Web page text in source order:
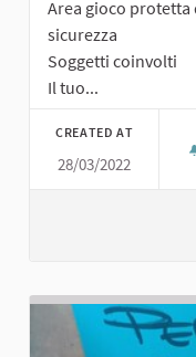
Area gioco protetta
sicurezza
Soggetti coinvolti
Il tuo...
CREATED AT
28/03/2022